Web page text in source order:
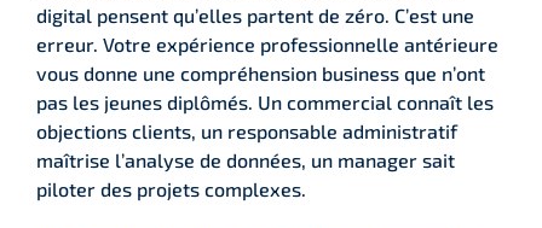
digital pensent qu’elles partent de zéro. C’est une
erreur. Votre expérience professionnelle antérieure
vous donne une compréhension business que n’ont
pas les jeunes diplômés. Un commercial connaît les
objections clients, un responsable administratif
maîtrise l’analyse de données, un manager sait
piloter des projets complexes.